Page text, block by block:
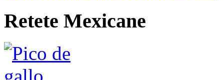
Retete Mexicane